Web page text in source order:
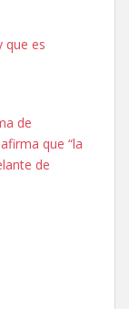
HOY
que es
de
que “la
de